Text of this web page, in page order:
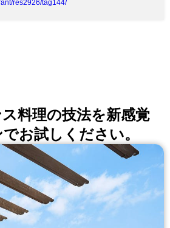
res2926/tag144/
料理の技法を新感覚
お試しください。